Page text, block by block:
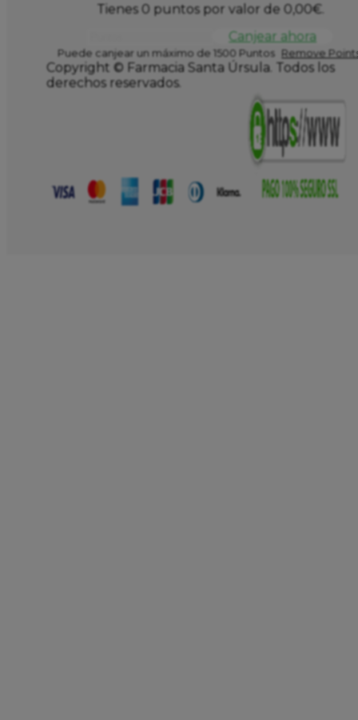
Tienes 0 puntos por valor de 0,00€.
Canjear ahora
Puede canjear un máximo de 1500 Puntos Remove
Copyright © Farmacia Santa Úrsula. Todos los
derechos reservados.